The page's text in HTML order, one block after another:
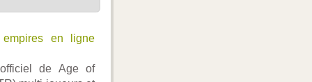
en ligne
de Age of